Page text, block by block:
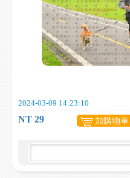
2024-03-09 14:23:10
NT 29 加購物車